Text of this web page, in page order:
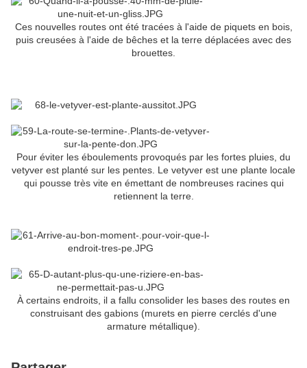
Ces nouvelles routes ont été tracées à l'aide de piquets en bois,
puis creusées à l'aide de bêches et la terre déplacées avec des
brouettes.
Pour éviter les éboulements provoqués par les fortes pluies, du
vetyver est planté sur les pentes. Le vetyver est une plante locale
qui pousse très vite en émettant de nombreuses racines qui
retiennent la terre.
À certains endroits, il a fallu consolider les bases des routes en
construisant des gabions (murets en pierre cerclés d'une
armature métallique).